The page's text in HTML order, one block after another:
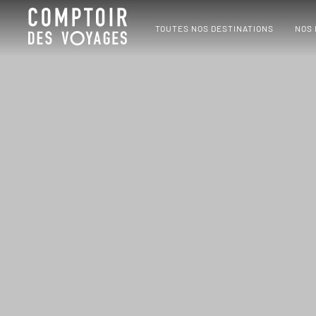
TOUTES NOS DESTINATIONS NOS